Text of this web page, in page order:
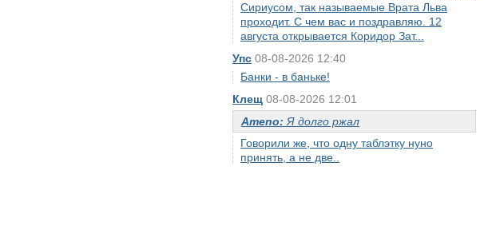
Сириусом, так называемые Врата Льва
проходит. С чем вас и поздравляю. 12
августа открывается Коридор Зат...
Упс 08-08-2026 12:40
Банки - в баньке!
Клещ 08-08-2026 12:01
Ameno: Я долго ржал
Говорили же, что одну таблэтку нуно
принять, а не две..